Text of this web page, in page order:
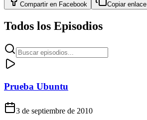
Compartir en Facebook Copiar enlace
Todos los Episodios
Prueba Ubuntu
3 de septiembre de 2010